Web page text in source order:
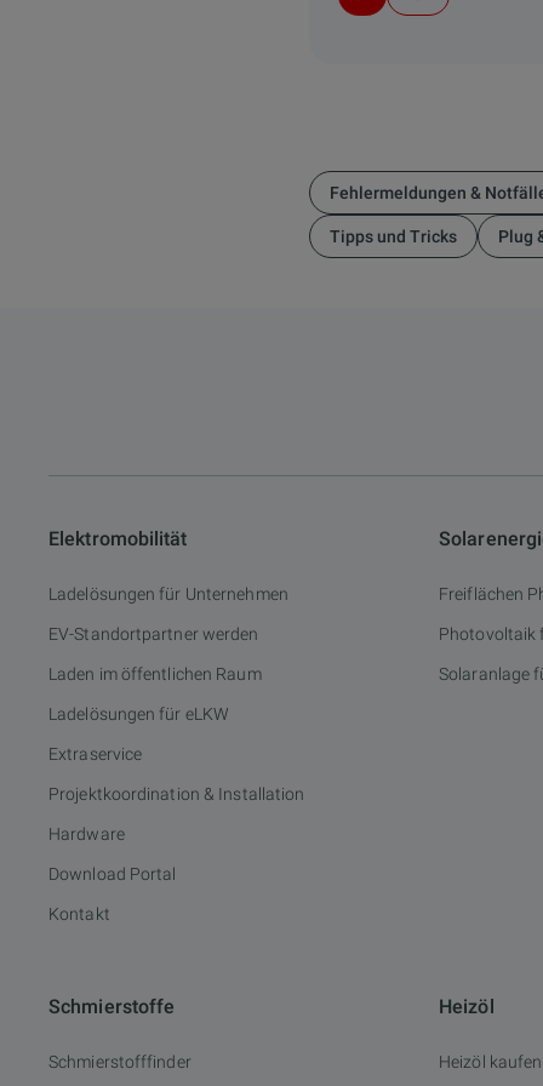
Fehlermeldungen &
Tipps und Tricks Plug
Elektromobilität
Ladelösungen für Unternehmen
EV-Standortpartner werden
Laden im öffentlichen Raum
Ladelösungen für eLKW
Extraservice
Projektkoordination & Installation
Hardware
Download Portal
Kontakt
Freiflächen
Photovoltaik
Solaranlage
Schmierstoffe
Schmierstofffinder
Heizöl
Heizöl kaufen